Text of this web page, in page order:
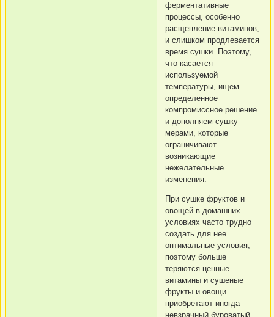
ферментативные
процессы, особенно
расщепление витаминов,
и слишком продлевается
время сушки. Поэтому,
что касается
используемой
температуры, ищем
определенное
компромиссное решение
и дополняем сушку
мерами, которые
ограничивают
возникающие
нежелательные
изменения.
При сушке фруктов и
овощей в домашних
условиях часто трудно
создать для нее
оптимальные условия,
поэтому больше
теряются ценные
витамины и сушеные
фрукты и овощи
приобретают иногда
невзрачный буроватый